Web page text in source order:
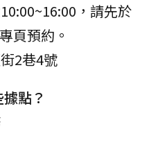
，請先於
頁預約。
2巷4號
點？